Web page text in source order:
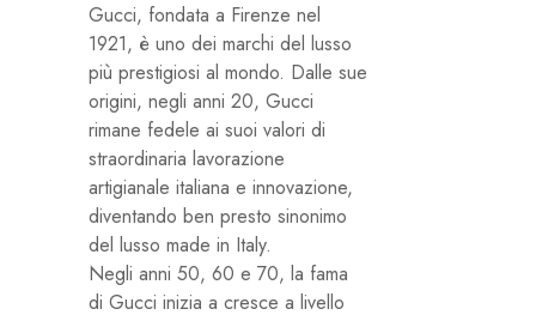
Gucci, fondata a Firenze nel
1921, è uno dei marchi del lusso
più prestigiosi al mondo. Dalle sue
origini, negli anni 20, Gucci
rimane fedele ai suoi valori di
straordinaria lavorazione
artigianale italiana e innovazione,
diventando ben presto sinonimo
del lusso made in Italy.
Negli anni 50, 60 e 70, la fama
di Gucci inizia a cresce a livello